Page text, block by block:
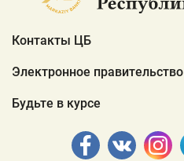
Контакты ЦБ
Электронное правительство
Будьте в курсе